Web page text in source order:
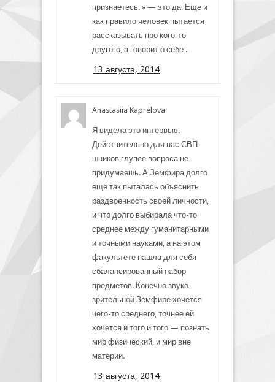
признаетесь. » — это да. Еще и
как правило человек пытается
рассказывать про кого-то
другого, а говорит о себе .
13 августа, 2014
Anastasiia Kaprelova
Я видела это интервью.
Действительно для нас СВП-
шников глупее вопроса не
придумаешь. А Земфира долго
еще так пыталась объяснить
раздвоенность своей личности,
и что долго выбирала что-то
среднее между гуманитарными
и точными науками, а на этом
факультете нашла для себя
сбалансированный набор
предметов. Конечно звуко-
зрительной Земфире хочется
чего-то среднего, точнее ей
хочется и того и того — познать
мир физический, и мир вне
материи.
13 августа, 2014